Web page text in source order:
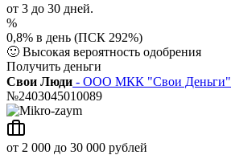
от 3 до 30 дней.
%
0,8% в день (ПСК 292%)
🙂 Высокая вероятность одобрения
Получить деньги
Свои Люди - ООО МКК "Свои Деньги"
№2403045010089
от 2 000 до 30 000 рублей